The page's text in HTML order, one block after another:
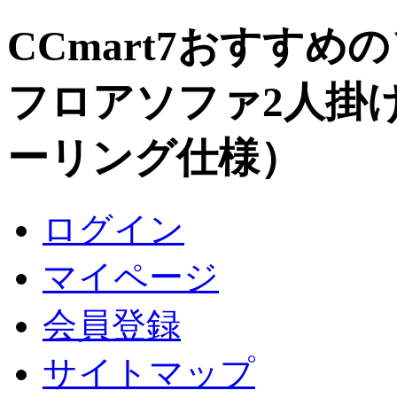
CCmart7おすすめ
フロアソファ2人掛
ーリング仕様）
ログイン
マイページ
会員登録
サイトマップ